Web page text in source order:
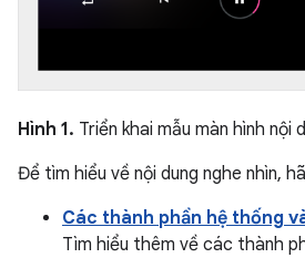
Hình 1. Triển khai mẫu màn hình nội
Để tìm hiểu về nội dung nghe nhìn,
Các thành phần hệ thống
Tìm hiểu thêm về các thành